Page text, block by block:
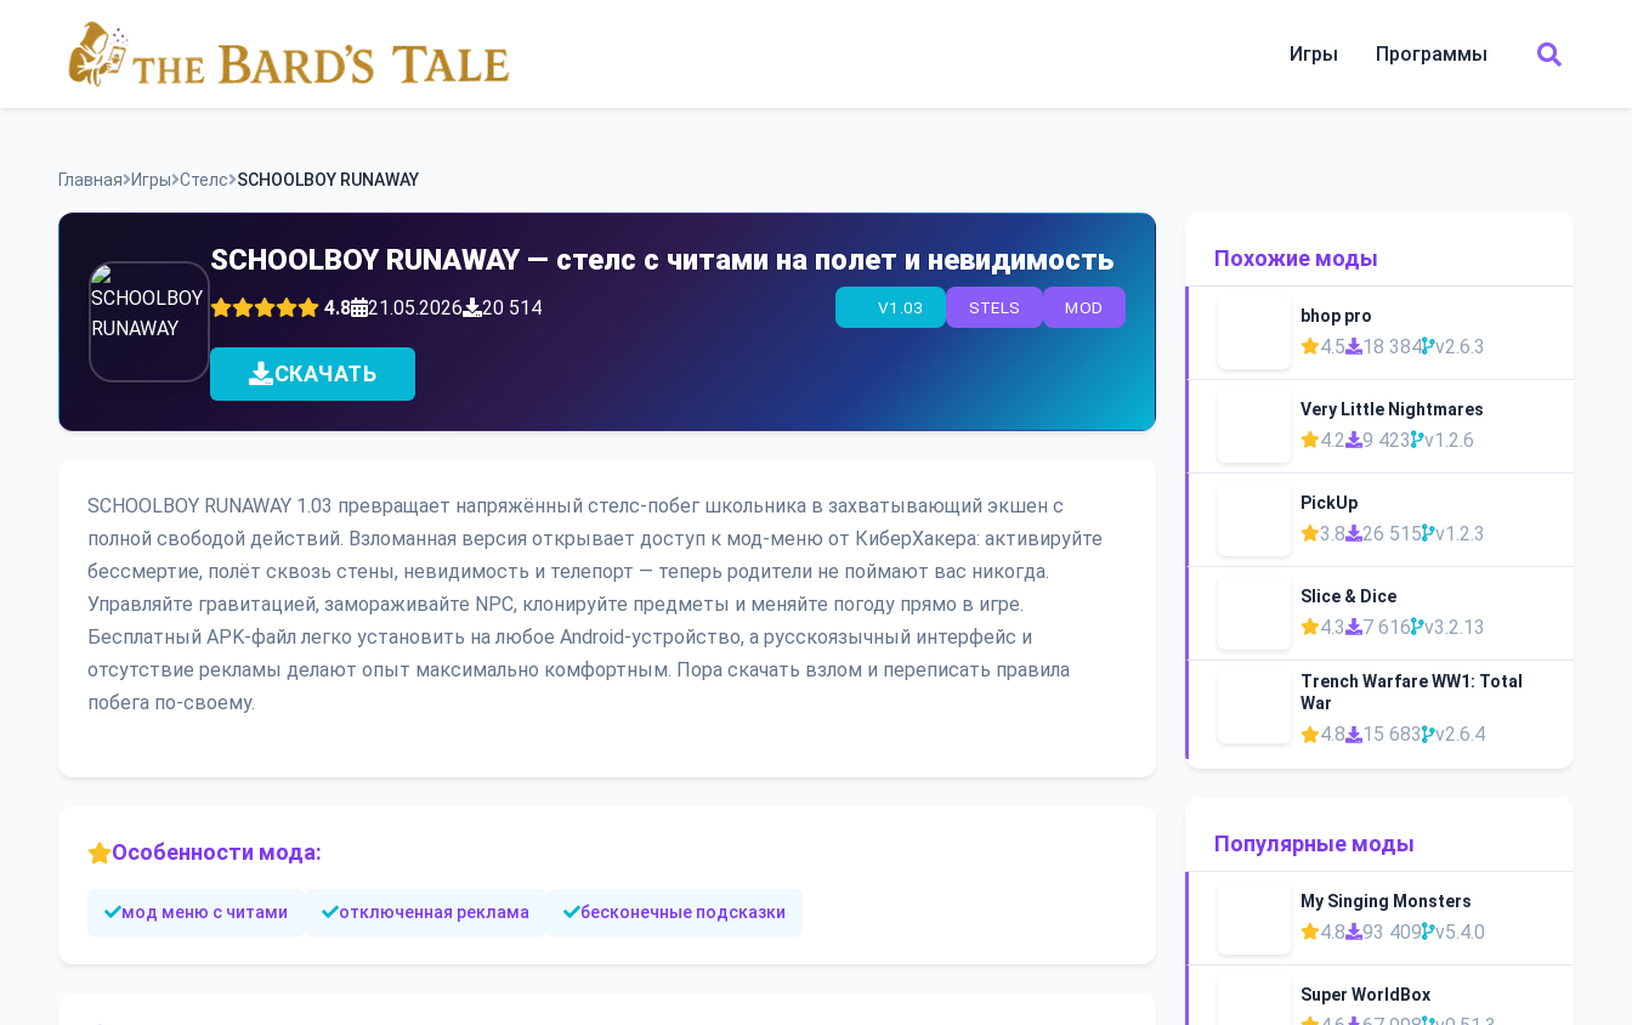
Игры Программы
Главная Игры Стелс SCHOOLBOY RUNAWAY
SCHOOLBOY RUNAWAY — стелс с читами на полет и невидимость
4.8 21.05.2026 20 514 MOD
STELS
V1.03
СКАЧАТЬ
SCHOOLBOY RUNAWAY 1.03 превращает напряжённый стелс-побег школьника в захватывающий экшен с
полной свободой действий. Взломанная версия открывает доступ к мод-меню от КиберХакера: активируйте
бессмертие, полёт сквозь стены, невидимость и телепорт — теперь родители не поймают вас никогда.
Управляйте гравитацией, замораживайте NPC, клонируйте предметы и меняйте погоду прямо в игре.
Бесплатный APK-файл легко установить на любое Android-устройство, а русскоязычный интерфейс и
отсутствие рекламы делают опыт максимально комфортным. Пора скачать взлом и переписать правила
побега по-своему.
Особенности мода:
мод меню с читами отключенная реклама бесконечные подсказки
Похожие моды
bhop pro
4.5 18 384 v2.6.3
Very Little Nightmares
4.2 9 423 v1.2.6
PickUp
3.8 26 515 v1.2.3
Slice & Dice
4.3 7 616 v3.2.13
Trench Warfare WW1: Total
War
4.8 15 683 v2.6.4
Популярные моды
My Singing Monsters
4.8 93 409 v5.4.0
Super WorldBox